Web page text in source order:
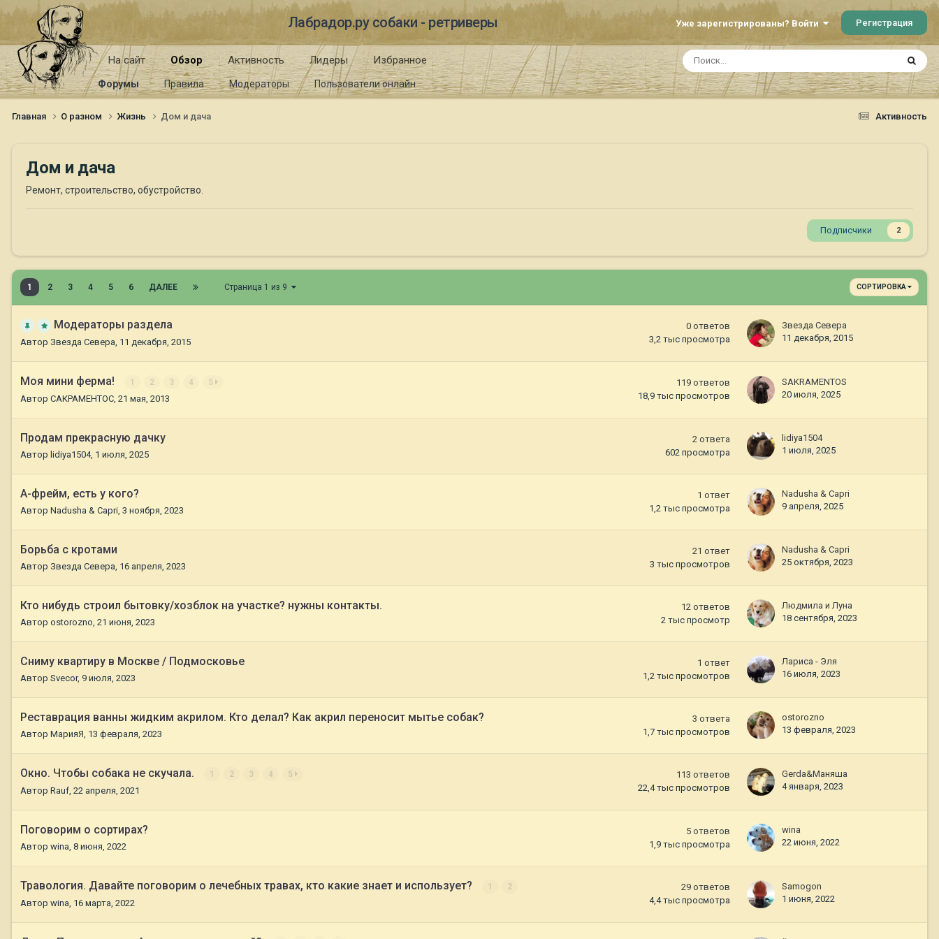
Лабрадор.ру собаки - ретриверы Уже зарегистрированы? Войти Регистрация
На сайт Обзор
Форумы Правила Модераторы Пользователи онлайн
Активность Лидеры Избранное
Активность
Главная О разном Жизнь Дом и дача
Дом и дача
Ремонт, строительство, обустройство.
Подписчики 2
СОРТИРОВКА
1 2 3 4 5 6 ДАЛЕЕ Страница 1 из 9
Модераторы раздела
Автор Звезда Севера 11 декабря, 2015
0 ответов
3,2 тыс просмотра
Звезда Севера
11 декабря, 2015
Моя мини ферма! 1 2 3 4 5
Автор САКРАМЕНТОС 21 мая, 2013
119 ответов
18,9 тыс просмотров
SAKRAMENTOS
20 июля, 2025
Продам прекрасную дачку
Автор lidiya1504, 1 июля, 2025
2 ответа
602 просмотра
lidiya1504
1 июля, 2025
А-фрейм, есть у кого?
Автор Nadusha & Capri 3 ноября, 2023
1 ответ
1,2 тыс просмотра
Nadusha & Capri
9 апреля, 2025
Борьба с кротами
Автор Звезда Севера 16 апреля, 2023
21 ответ
3 тыс просмотров
Nadusha & Capri
25 октября, 2023
Кто нибудь строил бытовку/хозблок на участке? нужны контакты.
Автор ostorozno 21 июня, 2023
12 ответов
2 тыс просмотр
Людмила и Луна
18 сентября, 2023
Сниму квартиру в Москве / Подмосковье
Автор Svecor, 9 июля, 2023
1 ответ
1,2 тыс просмотров
Лариса - Эля
16 июля, 2023
Реставрация ванны жидким акрилом. Кто делал? Как акрил переносит мытье собак?
Автор МарияЯ 13 февраля, 2023
3 ответа
1,7 тыс просмотров
ostorozno
13 февраля, 2023
Окно. Чтобы собака не скучала. 1 2 3 4 5
Автор Rauf 22 апреля, 2021
113 ответов
22,4 тыс просмотров
Gerda&Маняша
4 января, 2023
Поговорим о сортирах?
Автор wina 8 июня, 2022
5 ответов
1,9 тыс просмотра
wina
22 июня, 2022
Травология. Давайте поговорим о лечебных травах, кто какие знает и использует? 1 2
Автор wina 16 марта, 2022
29 ответов
4,4 тыс просмотра
Samogon
1 июня, 2022